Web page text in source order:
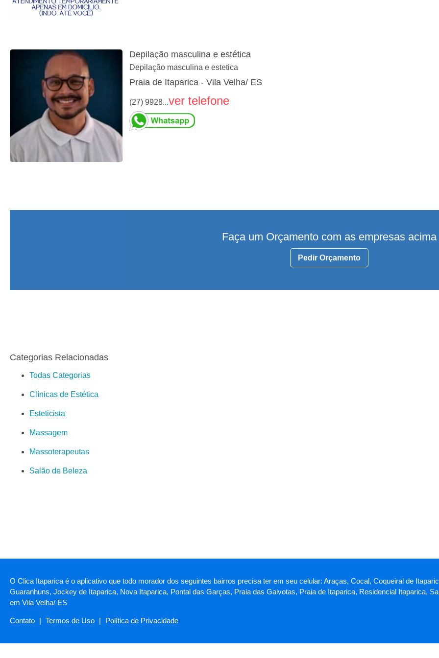
Depilação masculina e estética
Depilação masculina e estetica
Praia de Itaparica - Vila Velha/ ES
(27) 9928...ver telefone
Faça um Orçamento com as empresas acima
Pedir Orçamento
Categorias Relacionadas
Todas Categorias
Clínicas de Estética
Esteticista
Massagem
Massoterapeutas
Salão de Beleza
O Clica Itaparica é o aplicativo que todo morador dos seguintes bairros precisa ter em seu celular: Araças, Cocal, Coqueiral de
Guaranhuns, Jockey de Itaparica, Nova Itaparica, Pontal das Garças, Praia das Gaivotas, Praia de Itaparica, Residencial Itaparica,
em Vila Velha/ ES
Contato | Termos de Uso | Política de Privacidade